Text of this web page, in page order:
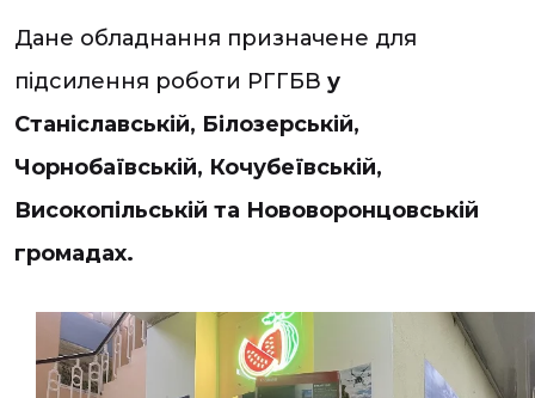
Дане обладнання призначене для
підсилення роботи РГГБВ у
Станіславській, Білозерській,
Чорнобаївській, Кочубеївській,
Високопільській та Нововоронцовській
громадах.